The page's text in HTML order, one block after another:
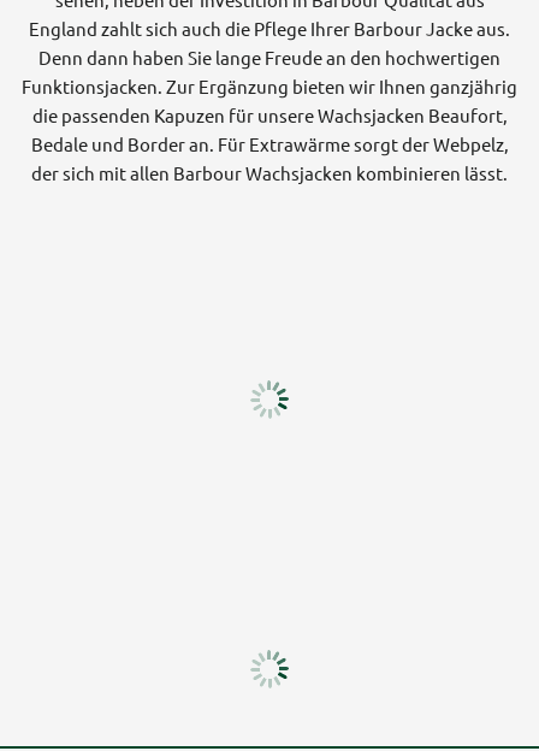
England zahlt sich auch die Pflege Ihrer Barbour Jacke aus.
Denn dann haben Sie lange Freude an den hochwertigen
Funktionsjacken. Zur Ergänzung bieten wir Ihnen ganzjährig
die passenden Kapuzen für unsere Wachsjacken Beaufort,
Bedale und Border an. Für Extrawärme sorgt der Webpelz,
der sich mit allen Barbour Wachsjacken kombinieren lässt.